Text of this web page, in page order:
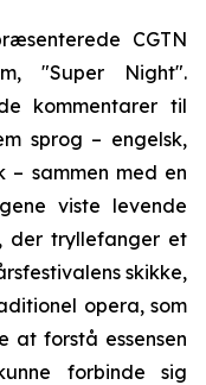
CGTN
"Super Night".
kommentarer til
sprog – engelsk,
– sammen med en
viste levende
der tryllefanger et
skikke,
opera, som
at forstå essensen
forbinde sig